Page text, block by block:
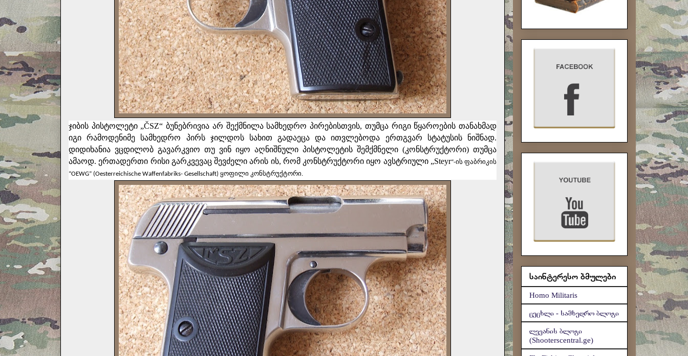
ჯიბის პისტოლეტი „ČSZ“ ბუნებრივია არ შექმნილა სამხედრო პირებისთვის, თუმცა რიგი წყაროების თანახმად
იგი რამოდენიმე სამხედრო პირს ჯილდოს სახით გადაეცა და ითვლებოდა ერთგვარ სტატუსის ნიშნად.
დიდიხანია ვცდილობ გავარკვიო თუ ვინ იყო აღნიშნული პისტოლეტის შემქმნელი (კონსტრუქტორი) თუმცა
ამაოდ. ერთადერთი რისი გარკვევაც შევძელი არის ის, რომ კონსტრუქტორი იყო ავსტრიული „Steyr“-ის ფაბრიკის
“OEWG” (Oesterreichische Waffenfabriks- Gesellschaft) ყოფილი კონსტრუქტორი.
საინტერესო ბმულები
Homo Militaris
ცეცხლი - სამხედრო ბლოგი
ლევანის ბლოგი
(Shooterscentral.ge)